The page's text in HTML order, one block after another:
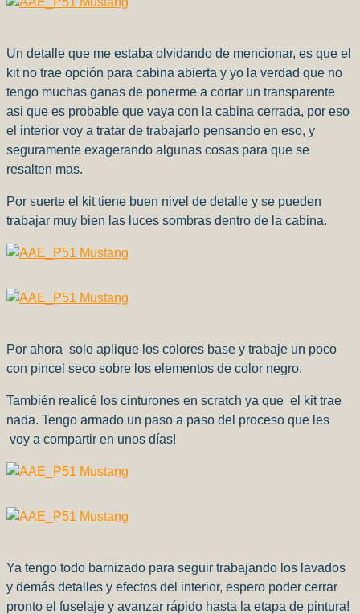
Un detalle que me estaba olvidando de mencionar, es que el
kit no trae opción para cabina abierta y yo la verdad que no
tengo muchas ganas de ponerme a cortar un transparente
asi que es probable que vaya con la cabina cerrada, por eso
el interior voy a tratar de trabajarlo pensando en eso, y
seguramente exagerando algunas cosas para que se
resalten mas.
Por suerte el kit tiene buen nivel de detalle y se pueden
trabajar muy bien las luces sombras dentro de la cabina.
Por ahora solo aplique los colores base y trabaje un poco
con pincel seco sobre los elementos de color negro.
También realicé los cinturones en scratch ya que el kit trae
nada. Tengo armado un paso a paso del proceso que les
voy a compartir en unos días!
Ya tengo todo barnizado para seguir trabajando los lavados
y demás detalles y efectos del interior, espero poder cerrar
pronto el fuselaje y avanzar rápido hasta la etapa de pintura!